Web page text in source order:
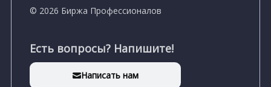
© 2026 Биржа Профессионалов
Есть вопросы? Напишите!
Написать нам